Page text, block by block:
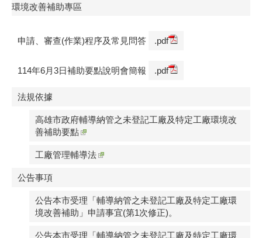
環境改善補助專區
申請、審查(作業)程序及常見問答 .pdf
114年6月3日補助要點說明會簡報 .pdf
法規依據
高雄市政府輔導納管之未登記工廠及特定工廠環境改
善補助要點
工廠管理輔導法
公告事項
公告本市受理「輔導納管之未登記工廠及特定工廠環
境改善補助」申請事宜(第1次修正)。
公告本市受理「輔導納管之未登記工廠及特定工廠環